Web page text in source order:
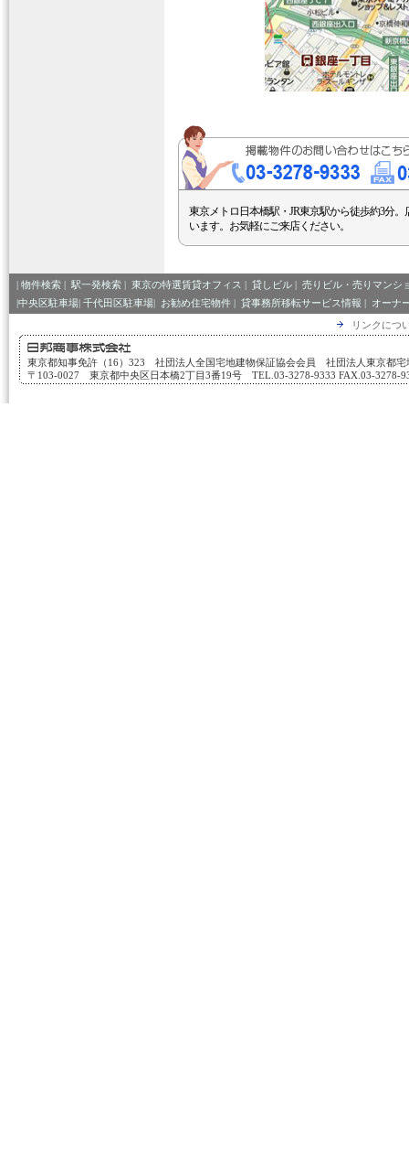
東京メトロ日本橋駅・JR東京駅から徒歩約3分。
います。お気軽にご来店ください。
| 物件検索 | 駅一発検索 | 東京の特選賃貸オフィス | 貸しビル | 売りビル・売りマンシ
|中央区駐車場| 千代田区駐車場| お勧め住宅物件 | 貸事務所移転サービス情報 | オーナ
リンクにつ
東京都知事免許（16）323 社団法人全国宅地建物保証協会会員 社団法人東京都宅
〒103-0027 東京都中央区日本橋2丁目3番19号 TEL.03-3278-9333 FAX.03-3278-